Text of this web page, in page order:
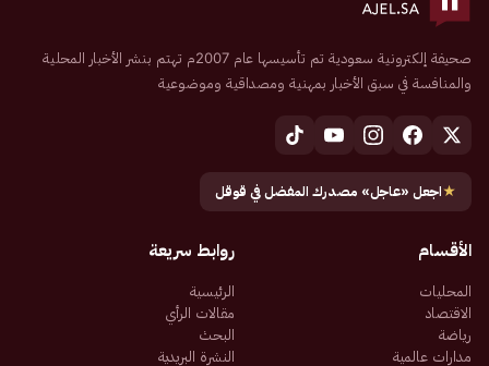
صحيفة إلكترونية سعودية تم تأسيسها عام 2007م تهتم بنشر الأخبار المحلية
والمنافسة في سبق الأخبار بمهنية ومصداقية وموضوعية
★اجعل «عاجل» مصدرك المفضل في قوقل
الأقسام
المحليات
الاقتصاد
رياضة
مدارات عالمية
روابط سريعة
الرئيسية
مقالات الرأي
البحث
النشرة البريدية